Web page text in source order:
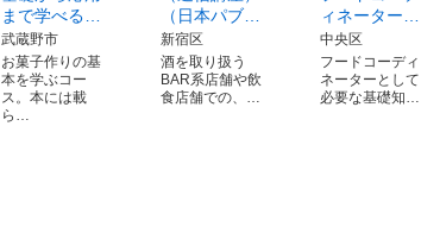
まで学べる…
武蔵野市
お菓子作りの基
本を学ぶコー
ス。本には載
ら…
（日本パブ…
新宿区
酒を取り扱う
BAR系店舗や飲
食店舗での、…
ィネーター…
中央区
フードコーディ
ネーターとして
必要な基礎知…